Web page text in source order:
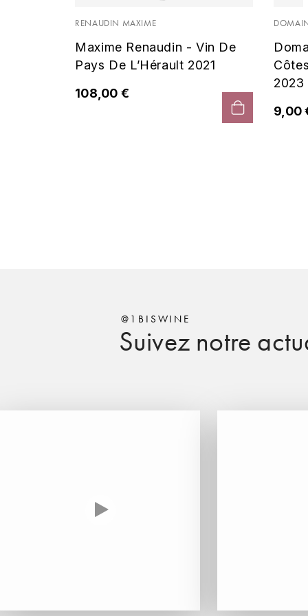
RENAUDIN MAXIME
Maxime Renaudin - Vin De
Pays De L’Hérault 2021
108,00 €
2023
9,00
Suivez notre
@1BISWINE